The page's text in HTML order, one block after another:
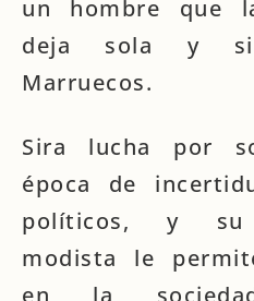
un hombre que
deja sola y
Marruecos.
Sira lucha por
época de
políticos, y su
modista le
en la